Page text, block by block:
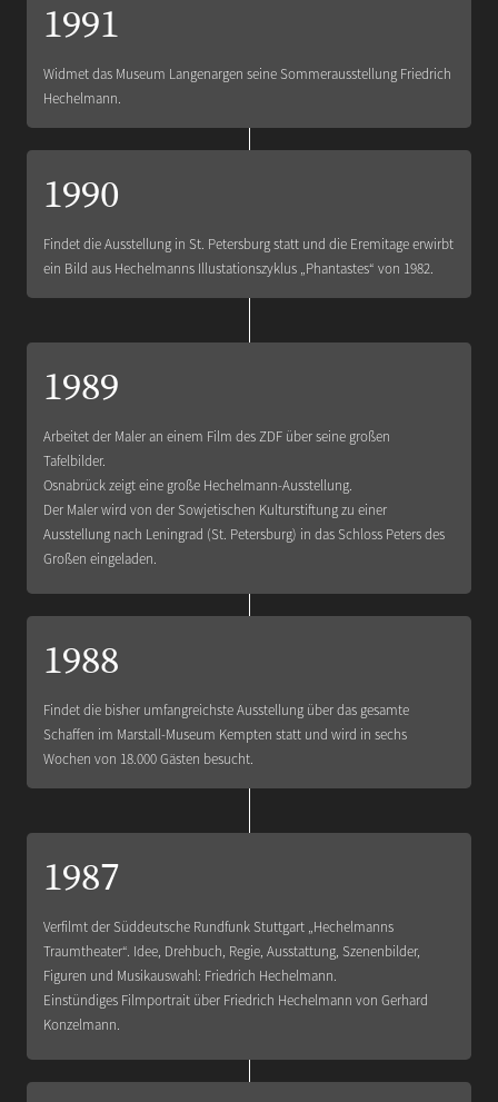
1991
Widmet das Museum Langenargen seine Sommerausstellung Friedrich
Hechelmann.
1990
Findet die Ausstellung in St. Petersburg statt und die Eremitage erwirbt
ein Bild aus Hechelmanns Illustationszyklus „Phantastes“ von 1982.
1989
Arbeitet der Maler an einem Film des ZDF über seine großen
Tafelbilder.
Osnabrück zeigt eine große Hechelmann-Ausstellung.
Der Maler wird von der Sowjetischen Kulturstiftung zu einer
Ausstellung nach Leningrad (St. Petersburg) in das Schloss Peters des
Großen eingeladen.
1988
Findet die bisher umfangreichste Ausstellung über das gesamte
Schaffen im Marstall-Museum Kempten statt und wird in sechs
Wochen von 18.000 Gästen besucht.
1987
Verfilmt der Süddeutsche Rundfunk Stuttgart „Hechelmanns
Traumtheater“. Idee, Drehbuch, Regie, Ausstattung, Szenenbilder,
Figuren und Musikauswahl: Friedrich Hechelmann.
Einstündiges Filmportrait über Friedrich Hechelmann von Gerhard
Konzelmann.